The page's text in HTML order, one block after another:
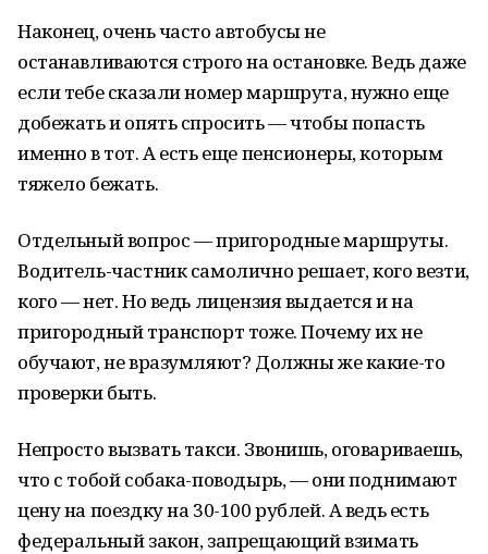
Наконец, очень часто автобусы не
останавливаются строго на остановке. Ведь даже
если тебе сказали номер маршрута, нужно еще
добежать и опять спросить — чтобы попасть
именно в тот. А есть еще пенсионеры, которым
тяжело бежать.
Отдельный вопрос — пригородные маршруты.
Водитель-частник самолично решает, кого везти,
кого — нет. Но ведь лицензия выдается и на
пригородный транспорт тоже. Почему их не
обучают, не вразумляют? Должны же какие-то
проверки быть.
Непросто вызвать такси. Звонишь, оговариваешь,
что с тобой собака-поводырь, — они поднимают
цену на поездку на 30-100 рублей. А ведь есть
федеральный закон, запрещающий взимать